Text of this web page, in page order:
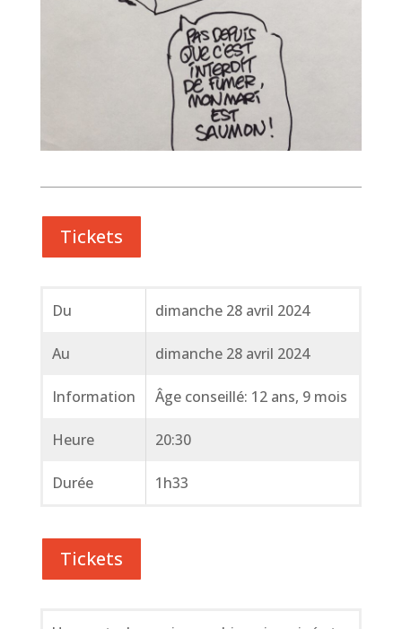
Tickets
Du dimanche 28 avril 2024
Au dimanche 28 avril 2024
Information Âge conseillé: 12 ans, 9 mois
Heure 20:30
Durée 1h33
Tickets